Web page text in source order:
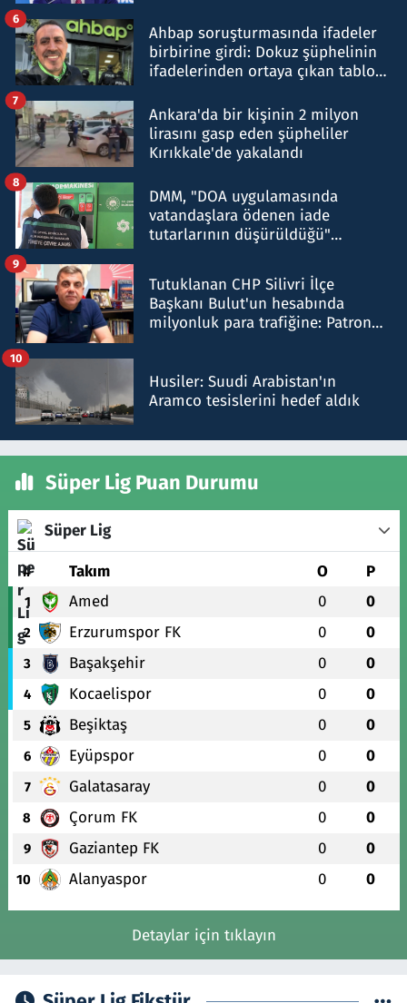
Ahbap soruşturmasında ifadeler
birbirine girdi: Dokuz şüphelinin
ifadelerinden ortaya çıkan tablo
6
Ankara'da bir kişinin 2 milyon
lirasını gasp eden şüpheliler
Kırıkkale'de yakalandı
7
DMM, "DOA uygulamasında
vatandaşlara ödenen iade
tutarlarının düşürüldüğü"
8
Tutuklanan CHP Silivri İlçe
Başkanı Bulut'un hesabında
milyonluk para trafiğine: Patron
9
Husiler: Suudi Arabistan'ın
Aramco tesislerini hedef aldık
10
Süper Lig Puan Durumu
Süper Lig
# Takım O P
1 Amed 0 0
2 Erzurumspor FK 0 0
3 Başakşehir 0 0
4 Kocaelispor 0 0
5 Beşiktaş 0 0
6 Eyüpspor 0 0
7 Galatasaray 0 0
8 Çorum FK 0 0
9 Gaziantep FK 0 0
10 Alanyaspor 0 0
Detaylar için tıklayın